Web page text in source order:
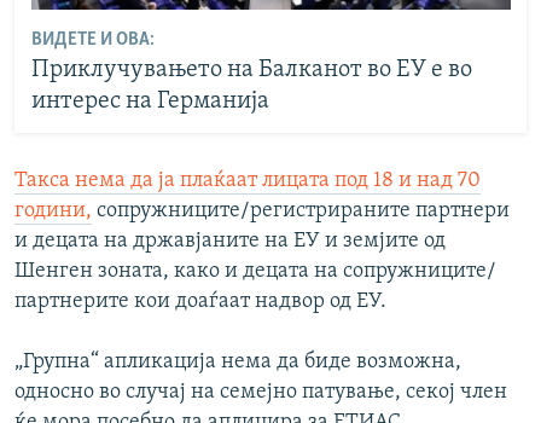
ВИДЕТЕ И ОВА:
Приклучувањето на Балканот во ЕУ е во
интерес на Германија
Такса нема да ја плаќаат лицата под 18 и над 70
години, сопружниците/регистрираните партнери
и децата на државјаните на ЕУ и земјите од
Шенген зоната, како и децата на сопружниците/
партнерите кои доаѓаат надвор од ЕУ.
„Групна“ апликација нема да биде возможна,
односно во случај на семејно патување, секој член